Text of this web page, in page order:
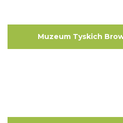
Muzeum Tyskich